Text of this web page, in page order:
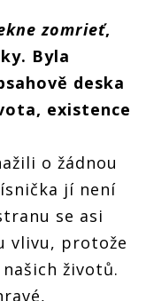
zomrieť,
Byla
deska
existence
o žádnou
jí není
se asi
vlivu, protože
životů.